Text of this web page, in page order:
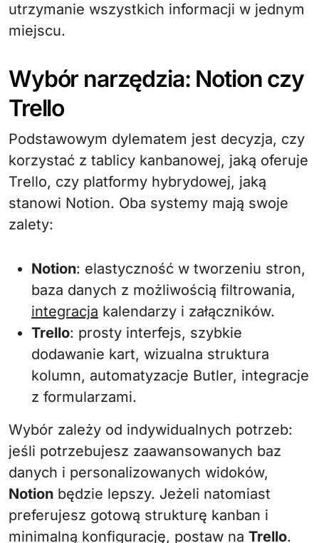
utrzymanie wszystkich informacji w jednym
miejscu.
Wybór narzędzia: Notion czy
Trello
Podstawowym dylematem jest decyzja, czy
korzystać z tablicy kanbanowej, jaką oferuje
Trello, czy platformy hybrydowej, jaką
stanowi Notion. Oba systemy mają swoje
zalety:
Notion: elastyczność w tworzeniu stron,
baza danych z możliwością filtrowania,
integracja kalendarzy i załączników.
Trello: prosty interfejs, szybkie
dodawanie kart, wizualna struktura
kolumn, automatyzacje Butler, integracje
z formularzami.
Wybór zależy od indywidualnych potrzeb:
jeśli potrzebujesz zaawansowanych baz
danych i personalizowanych widoków,
Notion będzie lepszy. Jeżeli natomiast
preferujesz gotową strukturę kanban i
minimalną konfigurację, postaw na Trello.